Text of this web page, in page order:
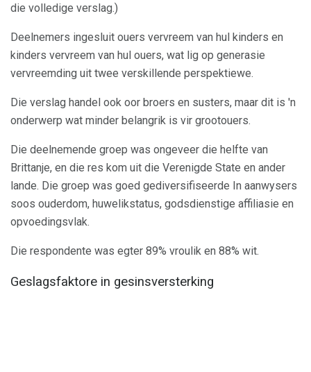
die volledige verslag.)
Deelnemers ingesluit ouers vervreem van hul kinders en
kinders vervreem van hul ouers, wat lig op generasie
vervreemding uit twee verskillende perspektiewe.
Die verslag handel ook oor broers en susters, maar dit is 'n
onderwerp wat minder belangrik is vir grootouers.
Die deelnemende groep was ongeveer die helfte van
Brittanje, en die res kom uit die Verenigde State en ander
lande. Die groep was goed gediversifiseerde In aanwysers
soos ouderdom, huwelikstatus, godsdienstige affiliasie en
opvoedingsvlak.
Die respondente was egter 89% vroulik en 88% wit.
Geslagsfaktore in gesinsversterking